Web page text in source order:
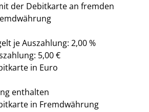
der Debitkarte an fremden
je Auszahlung: 2,00 %
5,00 €
in Euro
enthalten
in Fremdwährung